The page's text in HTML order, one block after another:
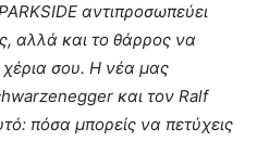
αντιπροσωπεύει
αλλά και το θάρρος να
σου. Η νέα μας
και τον Ralf
πόσα μπορείς να πετύχεις